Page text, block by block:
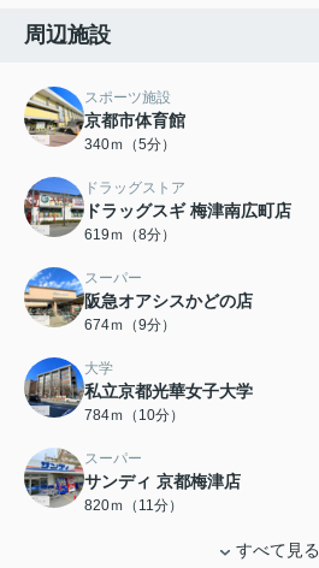
周辺施設
スポーツ施設
京都市体育館
340ｍ（5分）
ドラッグストア
ドラッグスギ 梅津南広町店
619ｍ（8分）
スーパー
阪急オアシスかどの店
674ｍ（9分）
大学
私立京都光華女子大学
784ｍ（10分）
スーパー
サンディ 京都梅津店
820ｍ（11分）
すべて見る